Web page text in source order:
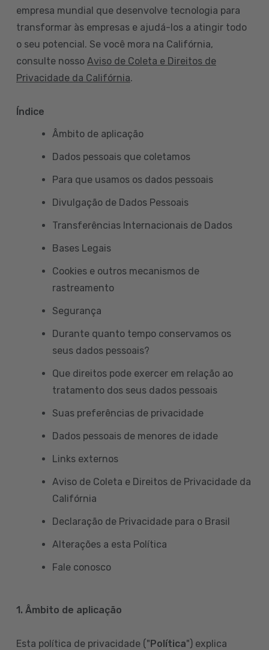
empresa mundial que desenvolve tecnologia para
transformar às empresas e ajudá-los a atingir todo
o seu potencial. Se você mora na Califórnia,
consulte nosso Aviso de Coleta e Direitos de
Privacidade da Califórnia.
Índice
Âmbito de aplicação
Dados pessoais que coletamos
Para que usamos os dados pessoais
Divulgação de Dados Pessoais
Transferências Internacionais de Dados
Bases Legais
Cookies e outros mecanismos de
rastreamento
Segurança
Durante quanto tempo conservamos os
seus dados pessoais?
Que direitos pode exercer em relação ao
tratamento dos seus dados pessoais
Suas preferências de privacidade
Dados pessoais de menores de idade
Links externos
Aviso de Coleta e Direitos de Privacidade da
Califórnia
Declaração de Privacidade para o Brasil
Alterações a esta Política
Fale conosco
1. Âmbito de aplicação
Esta política de privacidade ("Política") explica